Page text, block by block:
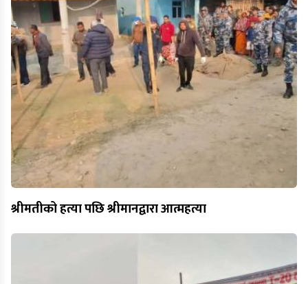
श्रीमतीको हत्या पछि श्रीमानद्वारा आत्महत्या